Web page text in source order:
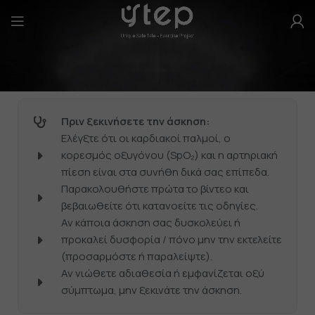
Πριν ξεκινήσετε την άσκηση:
Ελέγξτε ότι οι καρδιακοί παλμοί, ο
κορεσμός οξυγόνου (SpO₂) και η αρτηριακή
πίεση είναι στα συνήθη δικά σας επίπεδα.
Παρακολουθήστε πρώτα το βίντεο και
βεβαιωθείτε ότι κατανοείτε τις οδηγίες.
Αν κάποια άσκηση σας δυσκολεύει ή
προκαλεί δυσφορία / πόνο μην την εκτελείτε
(προσαρμόστε ή παραλείψτε).
Αν νιώθετε αδιαθεσία ή εμφανίζεται οξύ
σύμπτωμα, μην ξεκινάτε την άσκηση.